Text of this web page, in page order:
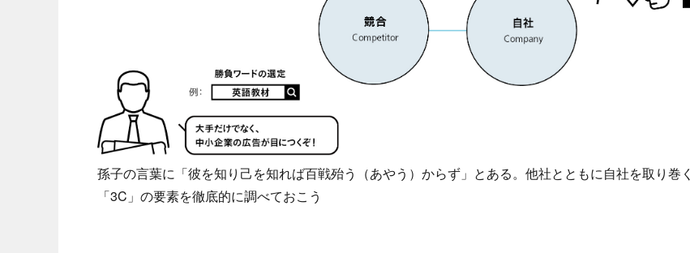
孫子の言葉に「彼を知り己を知れば百戦殆う（あやう）からず」とある。他社とともに自社を取り巻く
「3C」の要素を徹底的に調べておこう